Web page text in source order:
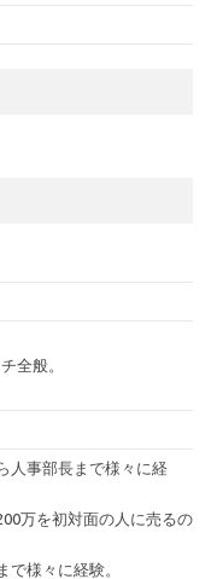
全般。
人事部長まで様々に経
万を初対面の人に売るの
で様々に経験。